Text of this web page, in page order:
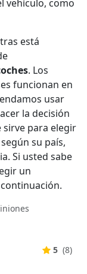
vehículo, como
está
. Los
funcionan en
usar
la decisión
sirve para elegir
su país,
Si usted sabe
un
5 (8)